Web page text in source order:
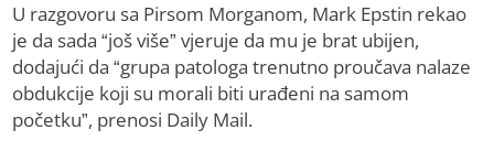
U razgovoru sa Pirsom Morganom, Mark Epstin rekao
je da sada “još više” vjeruje da mu je brat ubijen,
dodajući da “grupa patologa trenutno proučava nalaze
obdukcije koji su morali biti urađeni na samom
početku”, prenosi Daily Mail.